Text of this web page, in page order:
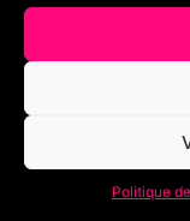
Politique